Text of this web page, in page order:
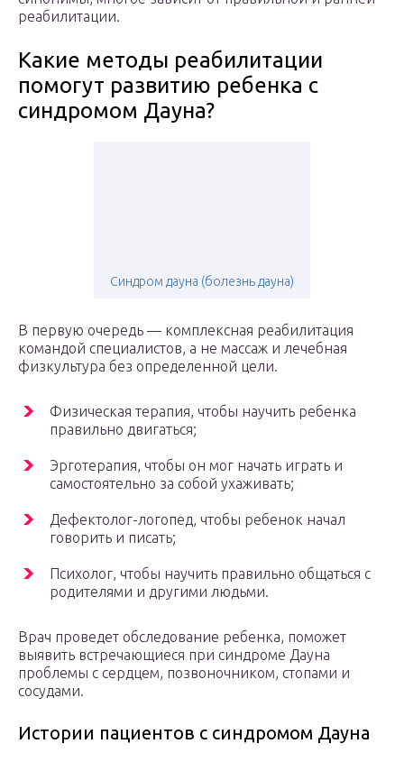
реабилитации.
Какие методы реабилитации
помогут развитию ребенка с
синдромом Дауна?
Синдром дауна (болезнь дауна)
В первую очередь — комплексная реабилитация
командой специалистов, а не массаж и лечебная
физкультура без определенной цели.
Физическая терапия, чтобы научить ребенка
правильно двигаться;
Эрготерапия, чтобы он мог начать играть и
самостоятельно за собой ухаживать;
Дефектолог-логопед, чтобы ребенок начал
говорить и писать;
Психолог, чтобы научить правильно общаться с
родителями и другими людьми.
Врач проведет обследование ребенка, поможет
выявить встречающиеся при синдроме Дауна
проблемы с сердцем, позвоночником, стопами и
сосудами.
Истории пациентов с синдромом Дауна